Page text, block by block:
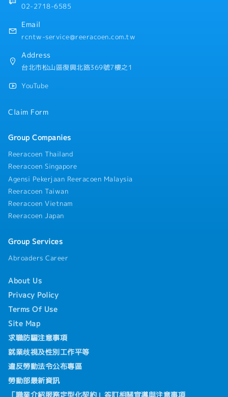
02-2718-6585
Email
rcntw-service@reeracoen.com.tw
Address
台北市松山區復興北路369號7樓之1
YouTube
Claim Form
Group Companies
Reeracoen Thailand
Reeracoen Singapore
Agensi Pekerjaan Reeracoen Malaysia
Reeracoen Taiwan
Reeracoen Vietnam
Reeracoen Japan
Group Services
Abroaders Career
About Us
Privacy Policy
Terms Of Use
Site Map
求職防騙注意事項
就業歧視及性別工作平等
違反勞動法令公布專區
勞動部最新資訊
「職業介紹服務定型化契約」簽訂相關宣導與注意事項